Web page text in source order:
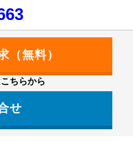
ちらから
せ